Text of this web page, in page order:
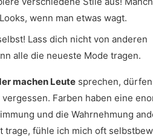
wenn man etwas wagt.
Lass dich nicht von anderen
alle die neueste Mode tragen.
machen Leute sprechen,
Farben haben eine
und die Wahrnehmung
trage, fühle ich mich oft